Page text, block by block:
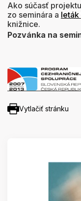
Ako súčasť
zo seminára a leták
knižnice.
Pozvánka na
Vytlačiť stránku